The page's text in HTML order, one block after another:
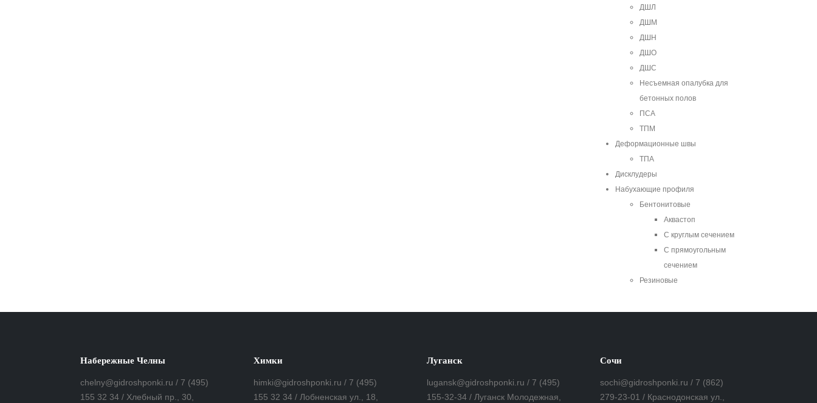
ДШЛ
ДШМ
ДШН
ДШО
ДШС
Несъемная опалубка для
бетонных полов
ПСА
ТПМ
Деформационные швы
ТПА
Дисклудеры
Набухающие профиля
Бентонитовые
Аквастоп
С круглым сечением
С прямоугольным
сечением
Резиновые
Набережные Челны
chelny@gidroshponki.ru / 7 (495)
155 32 34 / Хлебный пр., 30,
Химки
himki@gidroshponki.ru / 7 (495)
155 32 34 / Лобненская ул., 18,
Луганск
lugansk@gidroshponki.ru / 7 (495)
155-32-34 / Луганск Молодежная,
Сочи
sochi@gidroshponki.ru / 7 (862)
279-23-01 / Краснодонская ул.,